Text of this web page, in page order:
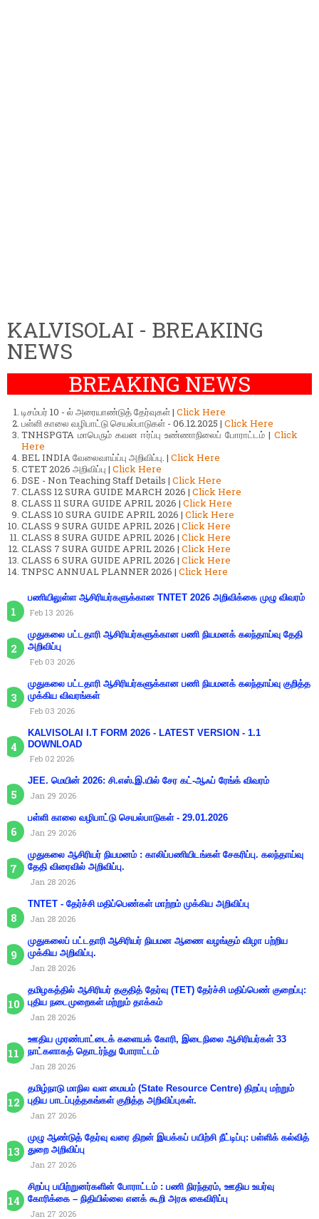
KALVISOLAI - BREAKING
NEWS
BREAKING NEWS
டிசம்பர் 10 - ல் அரையாண்டுத் தேர்வுகள் | Click Here
பள்ளி காலை வழிபாட்டு செயல்பாடுகள் - 06.12.2025 | Click Here
TNHSPGTA மாபெரும் கவன ஈர்ப்பு உண்ணாநிலைப் போராட்டம் | Click
Here
BEL INDIA வேலைவாய்ப்பு அறிவிப்பு. | Click Here
CTET 2026 அறிவிப்பு | Click Here
DSE - Non Teaching Staff Details | Click Here
CLASS 12 SURA GUIDE MARCH 2026 | Click Here
CLASS 11 SURA GUIDE APRIL 2026 | Click Here
CLASS 10 SURA GUIDE APRIL 2026 | Click Here
CLASS 9 SURA GUIDE APRIL 2026 | Click Here
CLASS 8 SURA GUIDE APRIL 2026 | Click Here
CLASS 7 SURA GUIDE APRIL 2026 | Click Here
CLASS 6 SURA GUIDE APRIL 2026 | Click Here
TNPSC ANNUAL PLANNER 2026 | Click Here
பணியிலுள்ள ஆசிரியர்களுக்கான TNTET 2026 அறிவிக்கை முழு விவரம்
Feb 13 2026
முதுகலை பட்டதாரி ஆசிரியர்களுக்கான பணி நியமனக் கலந்தாய்வு தேதி
அறிவிப்பு
Feb 03 2026
முதுகலை பட்டதாரி ஆசிரியர்களுக்கான பணி நியமனக் கலந்தாய்வு குறித்த
முக்கிய விவரங்கள்
Feb 03 2026
KALVISOLAI I.T FORM 2026 - LATEST VERSION - 1.1
DOWNLOAD
Feb 02 2026
JEE. மெயின் 2026: சி.எஸ்.இ.யில் சேர கட்-ஆஃப் ரேங்க் விவரம்
Jan 29 2026
பள்ளி காலை வழிபாட்டு செயல்பாடுகள் - 29.01.2026
Jan 29 2026
முதுகலை ஆசிரியர் நியமனம் : காலிப்பணியிடங்கள் சேகரிப்பு. கலந்தாய்வு
தேதி விரைவில் அறிவிப்பு.
Jan 28 2026
TNTET - தேர்ச்சி மதிப்பெண்கள் மாற்றம் முக்கிய அறிவிப்பு
Jan 28 2026
முதுகலைப் பட்டதாரி ஆசிரியர் நியமன ஆணை வழங்கும் விழா பற்றிய
முக்கிய அறிவிப்பு.
Jan 28 2026
தமிழகத்தில் ஆசிரியர் தகுதித் தேர்வு (TET) தேர்ச்சி மதிப்பெண் குறைப்பு:
புதிய நடைமுறைகள் மற்றும் தாக்கம்
Jan 28 2026
ஊதிய முரண்பாட்டைக் களையக் கோரி, இடைநிலை ஆசிரியர்கள் 33
நாட்களாகத் தொடர்ந்து போராட்டம்
Jan 28 2026
தமிழ்நாடு மாநில வள மையம் (State Resource Centre) திறப்பு மற்றும்
புதிய பாடப்புத்தகங்கள் குறித்த அறிவிப்புகள்.
Jan 27 2026
முழு ஆண்டுத் தேர்வு வரை திறன் இயக்கப் பயிற்சி நீட்டிப்பு: பள்ளிக் கல்வித்
துறை அறிவிப்பு
Jan 27 2026
சிறப்பு பயிற்றுனர்களின் போராட்டம் : பணி நிரந்தரம், ஊதிய உயர்வு
கோரிக்கை – நிதியில்லை எனக் கூறி அரசு கைவிரிப்பு
Jan 27 2026